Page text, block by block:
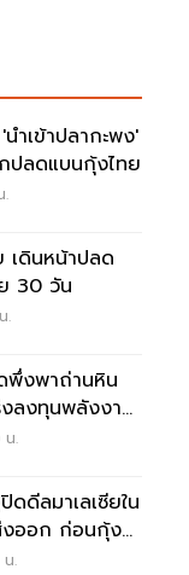
ำเข้าปลากะพง'
ปลดแบนกุ้งไทย
.
เดินหน้าปลด
30 วัน
.
ดพึ่งพาถ่านหิน
ลงทุนพลังงาน
น.
ดีลมาเลเซียใน
ออก ก่อนกุ้ง
.